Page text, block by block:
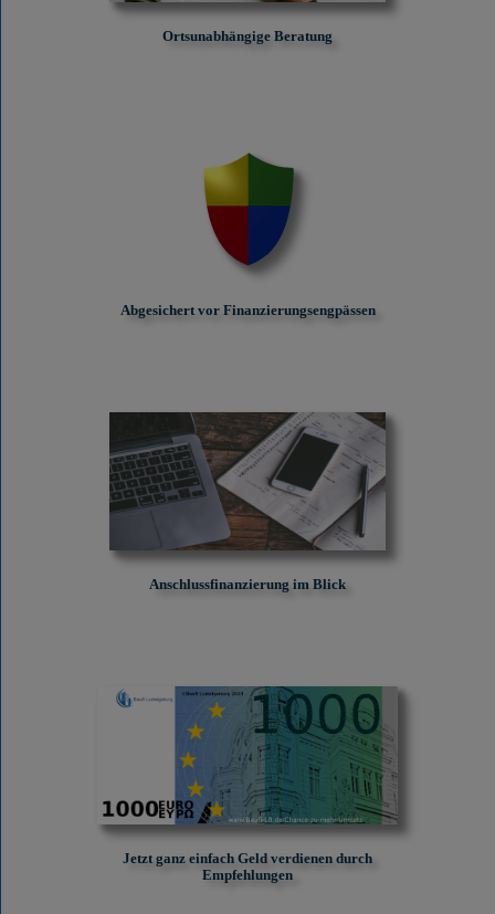
Ortsunabhängige Beratung
Abgesichert vor Finanzierungs­engpässen
Anschlussfinanzierung im Blick
Jetzt ganz einfach Geld verdienen durch
Empfehlungen